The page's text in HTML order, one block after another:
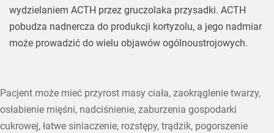
wydzielaniem ACTH przez gruczolaka przysadki. ACTH
pobudza nadnercza do produkcji kortyzolu, a jego nadmiar
może prowadzić do wielu objawów ogólnoustrojowych.
Pacjent może mieć przyrost masy ciała, zaokrąglenie twarzy,
osłabienie mięśni, nadciśnienie, zaburzenia gospodarki
cukrowej, łatwe siniaczenie, rozstępy, trądzik, pogorszenie